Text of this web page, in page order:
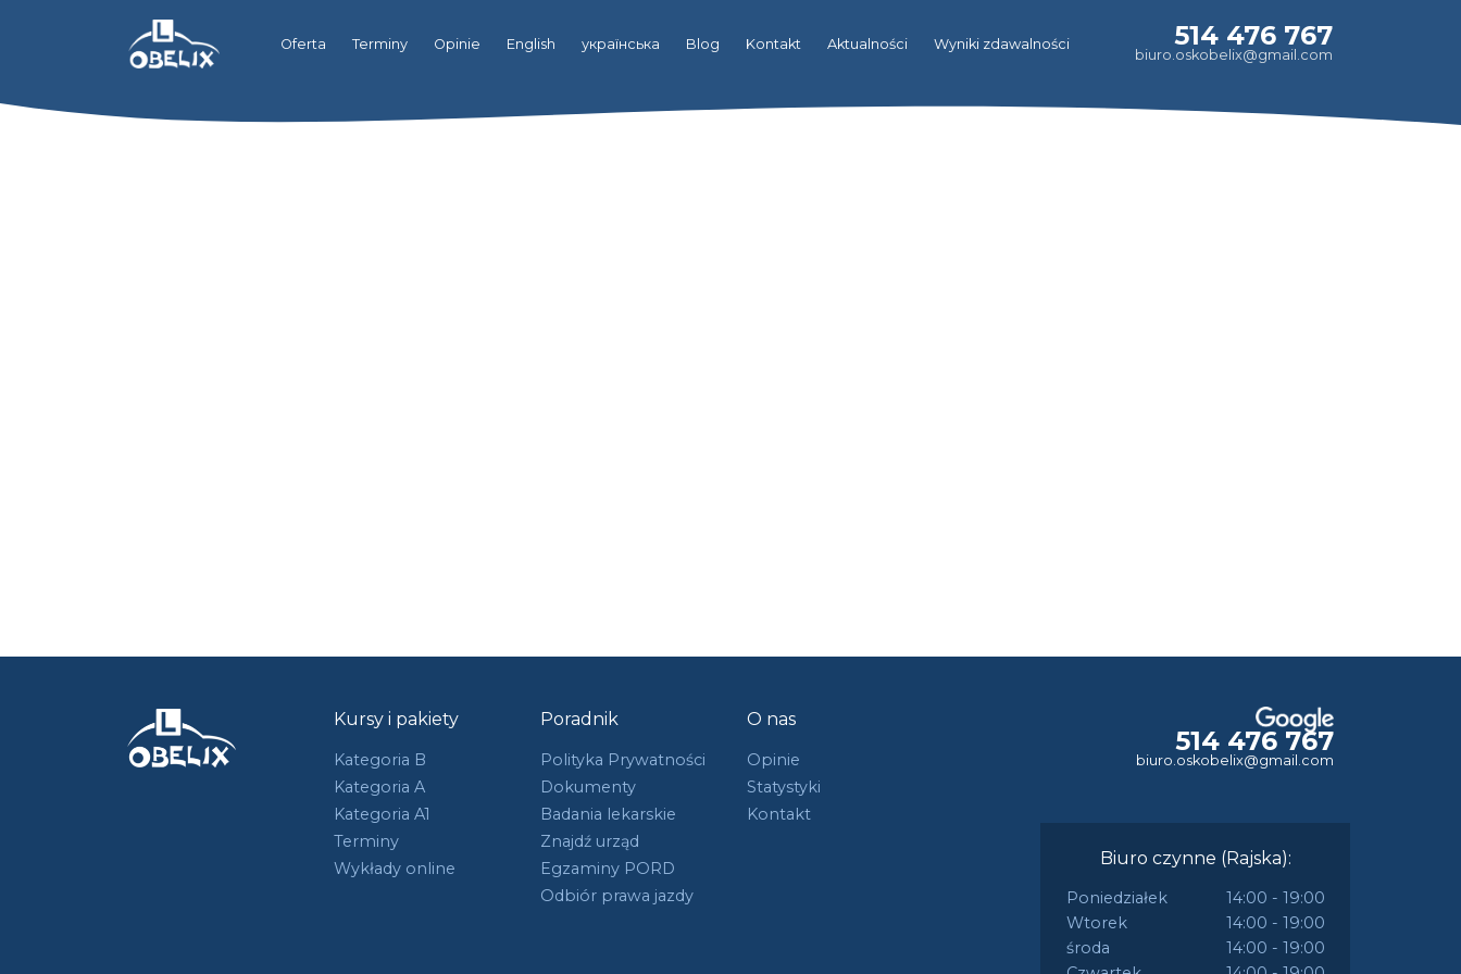
Oferta Terminy Opinie English українська Blog Kontakt Aktualności Wyniki zdawalności 514 476 767
biuro.oskobelix@gmail.com
Kursy i pakiety
Kategoria B
Kategoria A
Kategoria A1
Terminy
Wykłady online
Poradnik
Polityka Prywatności
Dokumenty
Badania lekarskie
Znajdź urząd
Egzaminy PORD
Odbiór prawa jazdy
O nas
Opinie
Statystyki
Kontakt
514 476 767
biuro.oskobelix@gmail.com
Biuro czynne (Rajska):
Poniedziałek
14:00 - 19:00
Wtorek
14:00 - 19:00
środa
14:00 - 19:00